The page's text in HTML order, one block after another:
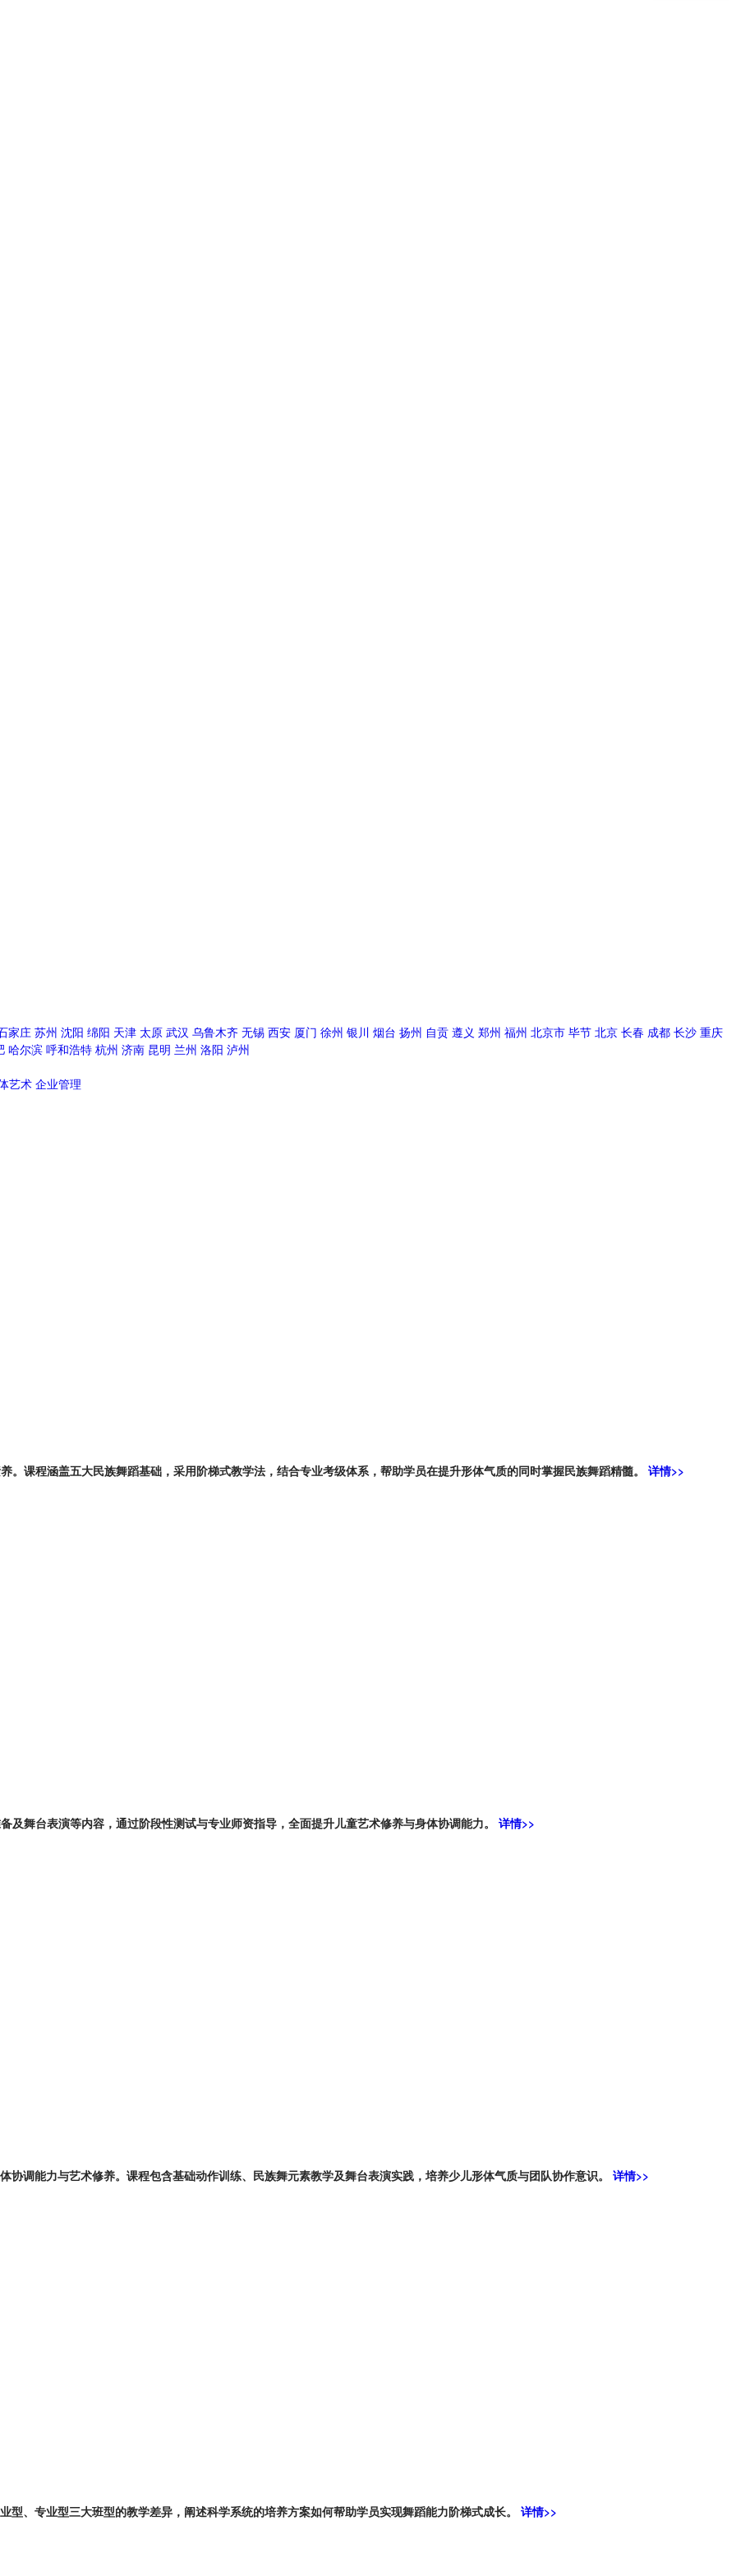
家庄 苏州 沈阳 绵阳 天津 太原 武汉 乌鲁木齐 无锡 西安 厦门 徐州 银川 烟台 扬州 自贡 遵义 郑州 福州 北京市 毕节 北京 长春 成都 长沙 重庆
哈尔滨 呼和浩特 杭州 济南 昆明 兰州 洛阳 泸州
艺术 企业管理
课程涵盖五大民族舞蹈基础，采用阶梯式教学法，结合专业考级体系，帮助学员在提升形体气质的同时掌握民族舞蹈精髓。 详情>>
舞台表演等内容，通过阶段性测试与专业师资指导，全面提升儿童艺术修养与身体协调能力。 详情>>
调能力与艺术修养。课程包含基础动作训练、民族舞元素教学及舞台表演实践，培养少儿形体气质与团队协作意识。 详情>>
、专业型三大班型的教学差异，阐述科学系统的培养方案如何帮助学员实现舞蹈能力阶梯式成长。 详情>>